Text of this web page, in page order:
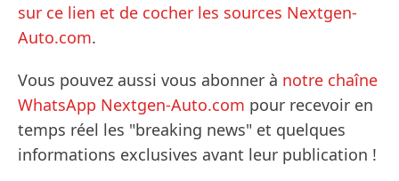
sur ce lien et de cocher les sources Nextgen-
Auto.com.
Vous pouvez aussi vous abonner à notre chaîne
WhatsApp Nextgen-Auto.com pour recevoir en
temps réel les "breaking news" et quelques
informations exclusives avant leur publication !